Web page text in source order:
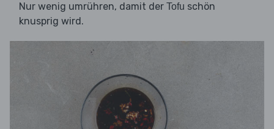
Nur wenig umrühren, damit der Tofu schön
knusprig wird.